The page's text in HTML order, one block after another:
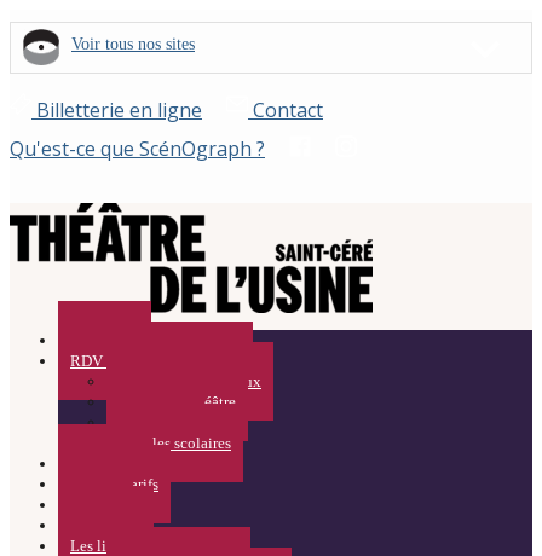
Voir tous nos sites
Billetterie en ligne
Contact
Qu'est-ce que ScénOgraph ?
RDV Curieux / Médiation
Rendez-vous Curieux
Visites du Théâtre
Pour les scolaires
Infos et Tarifs
Les lieux